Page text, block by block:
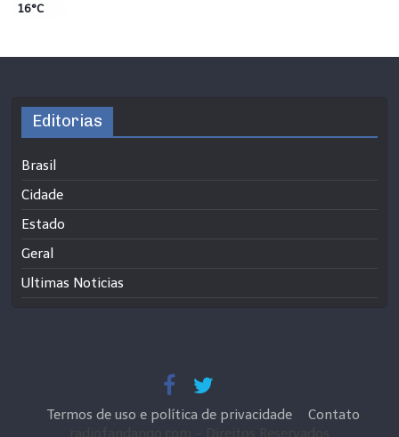
16°C
Editorias
Brasil
Cidade
Estado
Geral
Ultimas Noticias
Termos de uso e política de privacidade
Contato